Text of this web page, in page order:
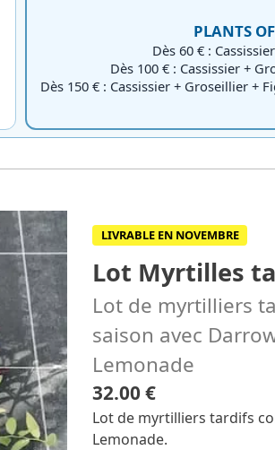
PLANTS
Dès 60 € :
Dès 100 € : Cassissier +
Dès 150 € : Cassissier + Groseillier +
LIVRABLE EN NOVEMBRE
Lot Myrtilles
Lot de myrtilliers
saison avec
Lemonade
32.00 €
Lot de myrtilliers tardifs
Lemonade.